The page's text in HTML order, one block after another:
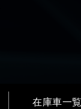
在庫車一